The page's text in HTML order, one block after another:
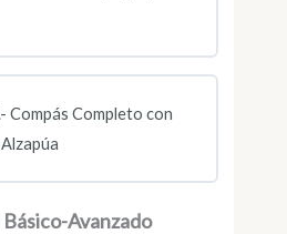
Compás Completo con
Avanzado